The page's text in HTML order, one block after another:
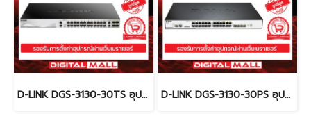
D-LINK DGS-3130-30TS อุปกรณ์ขยายสัญญาณ (Switch) D-LINK DGS-3130-30PS อุปกรณ์ขยายสัญญาณ (Switch)